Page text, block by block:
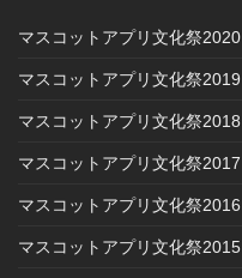
マスコットアプリ文化祭2020
マスコットアプリ文化祭2019
マスコットアプリ文化祭2018
マスコットアプリ文化祭2017
マスコットアプリ文化祭2016
マスコットアプリ文化祭2015